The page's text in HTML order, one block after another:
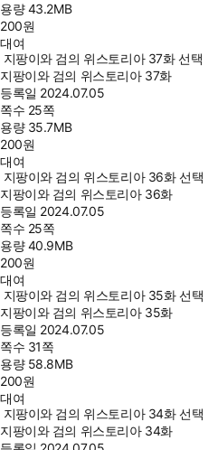
용량43.2MB
200원
대여
지팡이와 검의 위스토리아 37화 선택
지팡이와 검의 위스토리아 37화
등록일 2024.07.05
쪽수 25쪽
용량 35.7MB
200원
대여
지팡이와 검의 위스토리아 36화 선택
지팡이와 검의 위스토리아 36화
등록일 2024.07.05
쪽수 25쪽
용량40.9MB
200원
대여
지팡이와 검의 위스토리아 35화 선택
지팡이와 검의 위스토리아 35화
등록일 2024.07.05
쪽수 31쪽
용량 58.8MB
200원
대여
지팡이와 검의 위스토리아 34화 선택
지팡이와 검의 위스토리아 34화